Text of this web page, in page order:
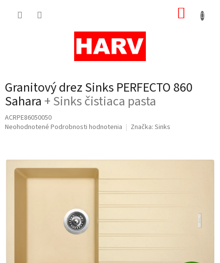
Granitový drez Sinks PERFECTO 860
Sahara + Sinks čistiaca pasta
ACRPE86050050
Priemerné
Neohodnotené Podrobnosti hodnotenia Značka: Sinks